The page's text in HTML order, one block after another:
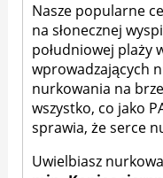
Nasze popularne
na słonecznej
południowej plaży
wprowadzających
nurkowania na
wszystko, co jako
sprawia, że serce
Uwielbiasz